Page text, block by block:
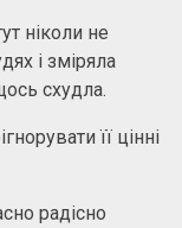
ніколи не
і зміряла
схудла.
її цінні
радісно